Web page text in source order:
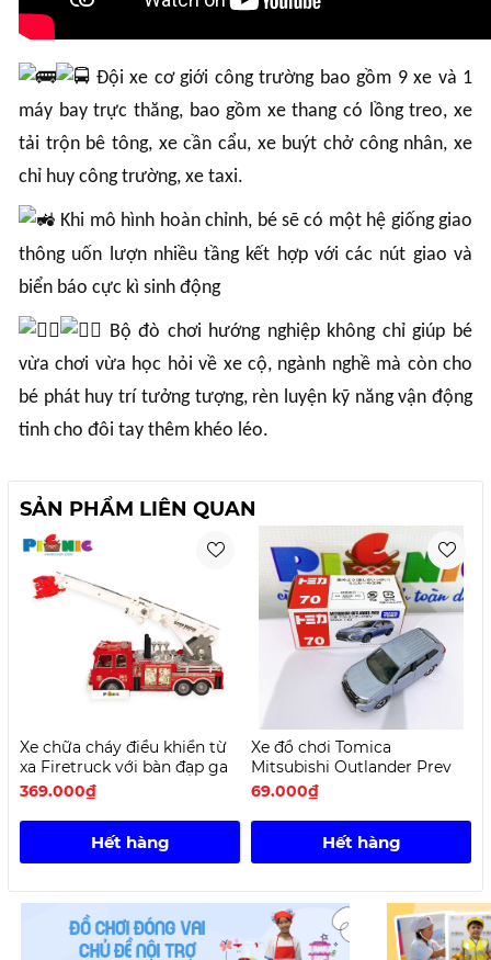
Đội xe cơ giới công trường bao gồm 9 xe và 1
máy bay trực thăng, bao gồm xe thang có lồng treo, xe
tải trộn bê tông, xe cần cẩu, xe buýt chở công nhân, xe
chỉ huy công trường, xe taxi.
Khi mô hình hoàn chỉnh, bé sẽ có một hệ giống giao
thông uốn lượn nhiều tầng kết hợp với các nút giao và
biển báo cực kì sinh động
Bộ đò chơi hướng nghiệp không chỉ giúp bé
vừa chơi vừa học hỏi về xe cộ, ngành nghề mà còn cho
bé phát huy trí tưởng tượng, rèn luyện kỹ năng vận động
tinh cho đôi tay thêm khéo léo.
SẢN PHẨM LIÊN QUAN
Xe chữa cháy điều khiển từ
xa Firetruck với bàn đạp ga
369.000₫
Hết hàng
Xe đồ chơi Tomica
Mitsubishi Outlander Prev
69.000₫
Hết hàng